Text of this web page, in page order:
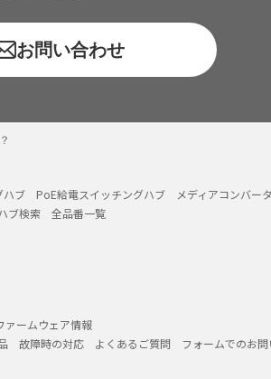
お問い合わせ
ハブ PoE給電スイッチングハブ メディアコンバータ
ブ検索 全品番一覧
ァームウェア情報
故障時の対応 よくあるご質問
フォームでのお